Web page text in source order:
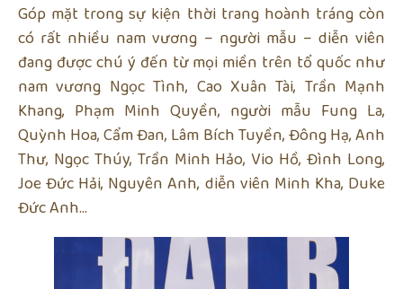
Góp mặt trong sự kiện thời trang hoành tráng còn
có rất nhiều nam vương – người mẫu – diễn viên
đang được chú ý đến từ mọi miền trên tổ quốc như
nam vương Ngọc Tình, Cao Xuân Tài, Trần Mạnh
Khang, Phạm Minh Quyền, người mẫu Fung La,
Quỳnh Hoa, Cẩm Đan, Lâm Bích Tuyền, Đông Hạ, Anh
Thư, Ngọc Thúy, Trần Minh Hảo, Vio Hồ, Đình Long,
Joe Đức Hải, Nguyên Anh, diễn viên Minh Kha, Duke
Đức Anh…